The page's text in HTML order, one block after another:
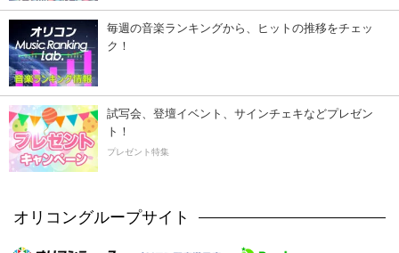
毎週の音楽ランキングから、ヒットの推移をチェッ
ク！
試写会、登壇イベント、サインチェキなどプレゼン
ト！
プレゼント特集
オリコングループサイト